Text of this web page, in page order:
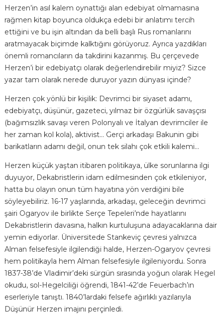
Herzen’in asıl kalem oynattığı alan edebiyat olmamasına
rağmen kitap boyunca oldukça edebi bir anlatımı tercih
ettiğini ve bu işin altından da belli başlı Rus romanlarını
aratmayacak biçimde kalktığını görüyoruz. Ayrıca yazdıkları
önemli romancıların da takdirini kazanmış. Bu çerçevede
Herzen’i bir edebiyatçı olarak değerlendirebilir miyiz? Sizce
yazar tam olarak nerede duruyor yazın dünyası içinde?
Herzen çok yönlü bir kişilik: Devrimci bir siyaset adamı,
edebiyatçı, düşünür, gazeteci, yılmaz bir özgürlük savaşçısı
(bağımsızlık savaşı veren Polonyalı ve İtalyan devrimciler ile
her zaman kol kola), aktivist... Gerçi arkadaşı Bakunin gibi
barikatların adamı değil, onun tek silahı çok etkili kalemi…
Herzen küçük yaştan itibaren politikaya, ülke sorunlarına ilgi
duyuyor, Dekabristlerin idam edilmesinden çok etkileniyor,
hatta bu olayın onun tüm hayatına yön verdiğini bile
söyleyebiliriz. 16-17 yaşlarında, arkadaşı, geleceğin devrimci
şairi Ogaryov ile birlikte Serçe Tepeleri’nde hayatlarını
Dekabristlerin davasına, halkın kurtuluşuna adayacaklarına dair
yemin ediyorlar. Üniversitede Stankeviç çevresi yalnızca
Alman felsefesiyle ilgilendiği halde, Herzen-Ogaryov çevresi
hem politikayla hem Alman felsefesiyle ilgileniyordu. Sonra
1837-38’de Vladimir’deki sürgün sırasında yoğun olarak Hegel
okudu, sol-Hegelciliği öğrendi, 1841-42’de Feuerbach’ın
eserleriyle tanıştı. 1840’lardaki felsefe ağırlıklı yazılarıyla
Düşünür Herzen imajını perçinledi.